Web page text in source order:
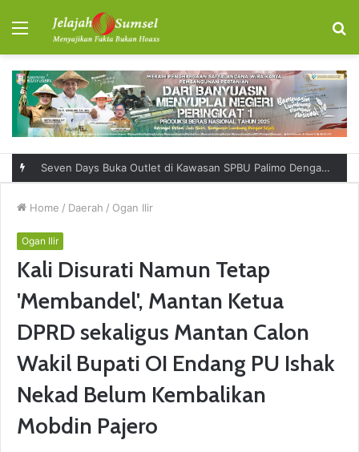
Menu
Home / Daerah / Ogan Ilir
Ogan Ilir
Kali Disurati Namun Tetap
'Membandel', Mantan Ketua
DPRD sekaligus Mantan Calon
Wakil Bupati OI Endang PU Ishak
Nekad Belum Kembalikan
Mobdin Pajero